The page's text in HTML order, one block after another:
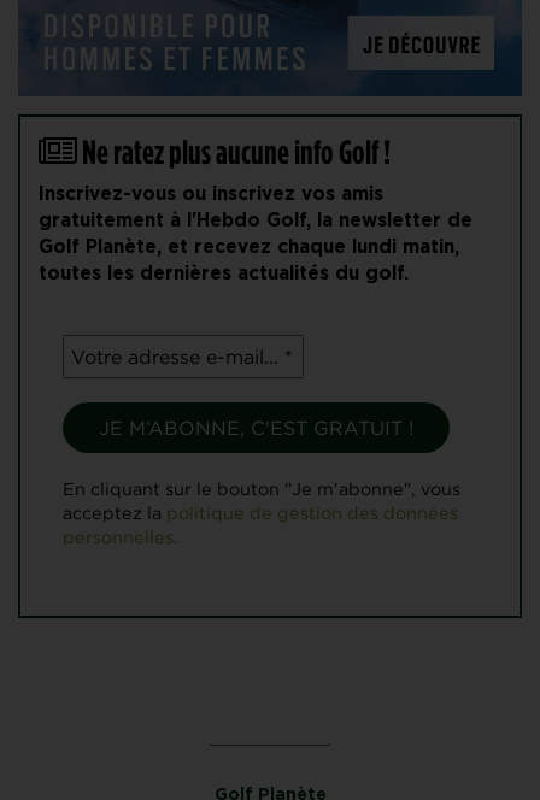
Ne ratez plus aucune info Golf !
Inscrivez-vous ou inscrivez vos amis
gratuitement à l'Hebdo Golf, la newsletter de
Golf Planète, et recevez chaque lundi matin,
toutes les dernières actualités du golf.
En cliquant sur le bouton "Je m'abonne", vous
acceptez la politique de gestion des données
personnelles.
Golf Planète